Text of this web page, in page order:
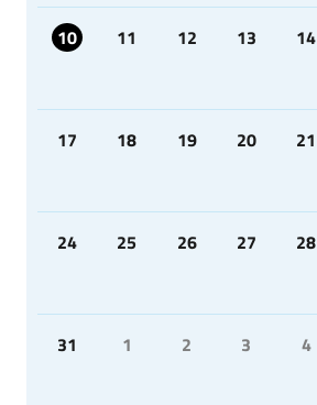
10 11 12 13 14
17 18 19 20 21
24 25 26 27 28
31 1 2 3 4